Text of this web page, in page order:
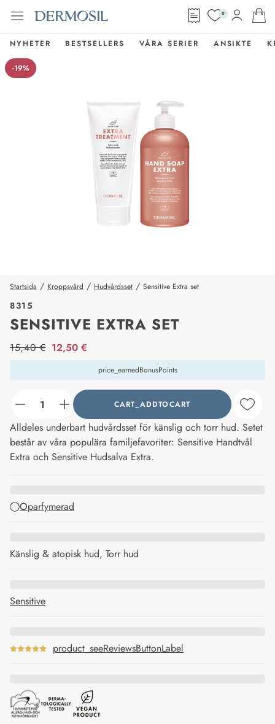
0
NYHETER BESTSELLERS VÅRA SERIER ANSIKTE
-19%
Startsida / Kroppsvård / Hudvårdsset / Sensitive Extra set
8315
SENSITIVE EXTRA SET
price_label
15,40 € 12,50 €
price_earnedBonusPoints
counter_current CART_ADDTOCART
Alldeles underbart hudvårdsset för känslig och torr hud. Setet
består av våra populära familjefavoriter: Sensitive Handtvål
Extra och Sensitive Hudsalva Extra.
Oparfymerad
Känslig & atopisk hud, Torr hud
Sensitive
product_seeReviewsButtonLabel